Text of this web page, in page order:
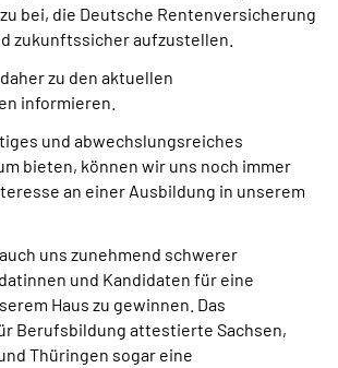
bei, die Deutsche Rentenversicherung
zukunftssicher aufzustellen.
zu den aktuellen
informieren.
und abwechslungsreiches
bieten, können wir uns noch immer
an einer Ausbildung in unserem
uns zunehmend schwerer
und Kandidaten für eine
Haus zu gewinnen. Das
Berufsbildung attestierte Sachsen,
Thüringen sogar eine